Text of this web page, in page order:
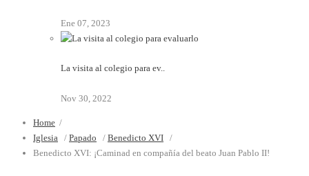
Ene 07, 2023
La visita al colegio para ev..
Nov 30, 2022
Home /
Iglesia / Papado / Benedicto XVI /
Benedicto XVI: ¡Caminad en compañía del beato Juan Pablo II!